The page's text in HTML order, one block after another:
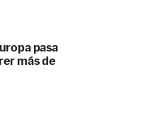
pasa
más de